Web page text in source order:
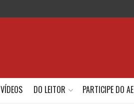
VÍDEOS DO LEITOR PARTICIPE DO AE